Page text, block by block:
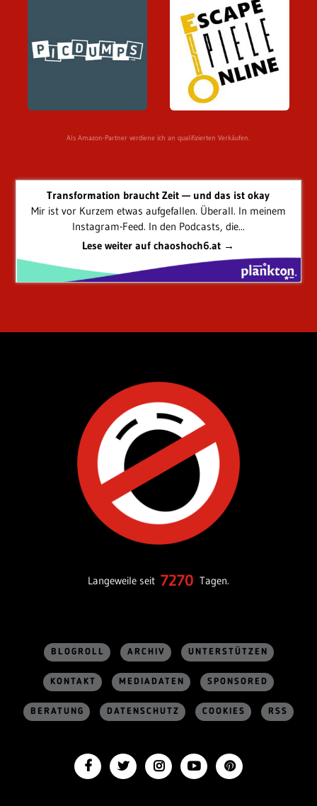
Als Amazon-Partner verdiene ich an qualifizierten Verkäufen.
Transformation braucht Zeit — und das ist okay
Mir ist vor Kurzem etwas aufgefallen. Überall. In meinem
Instagram-Feed. In den Podcasts, die...
Lese weiter auf chaoshoch6.at →
Langeweile seit 7270 Tagen.
BLOGROLL ARCHIV UNTERSTÜTZEN
KONTAKT MEDIADATEN SPONSORED
BERATUNG DATENSCHUTZ COOKIES RSS